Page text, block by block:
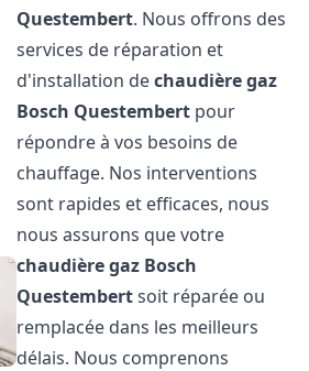
Questembert. Nous offrons des
services de réparation et
d'installation dechaudière gaz
Bosch Questembert pour
répondre à vos besoins de
chauffage. Nos interventions
sont rapides et efficaces, nous
nous assurons que votre
chaudière gaz Bosch
Questembertsoit réparée ou
remplacée dans les meilleurs
délais. Nous comprenons